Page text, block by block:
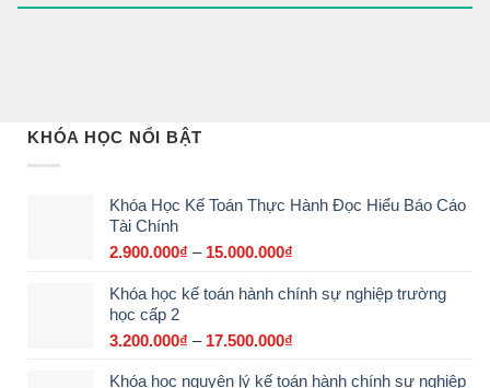
KHÓA HỌC NỔI BẬT
Khóa Học Kế Toán Thực Hành Đọc Hiểu Báo Cáo
Tài Chính
2.900.000₫ – 15.000.000₫
từ
Khóa học kế toán hành chính sự nghiệp trường
học cấp 2
3.200.000₫ – 17.500.000₫
từ
Khóa học nguyên lý kế toán hành chính sự nghiệp